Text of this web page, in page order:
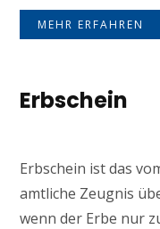
MEHR ERFAHREN
Erbschein
Erbschein ist das
amtliche Zeugnis
wenn der Erbe nur